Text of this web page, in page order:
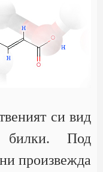
си вид
Под
произвежда